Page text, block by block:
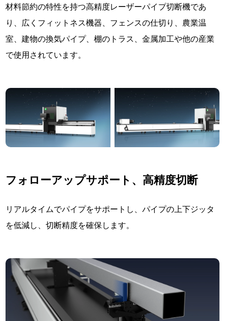
材料節約の特性を持つ高精度レーザーパイプ切断機であ
り、広くフィットネス機器、フェンスの仕切り、農業温
室、建物の換気パイプ、棚のトラス、金属加工や他の産業
で使用されています。
フォローアップサポート、高精度切断
リアルタイムでパイプをサポートし、パイプの上下ジッタ
を低減し、切断精度を確保します。